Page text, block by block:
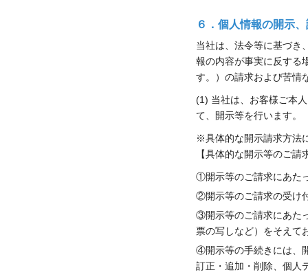
６．個人情報の開示
当社は、法令等に基づき
報の内容が事実に反する
す。）の請求および苦情
(1) 当社は、お客様ご本
て、開示等を行います。
※具体的な開示請求方法
【具体的な開示等のご請
①開示等のご請求にあた
②開示等のご請求の受け
③開示等のご請求にあた
票の写しなど）をそえて
④開示等の手続きには、
訂正・追加・削除、個人